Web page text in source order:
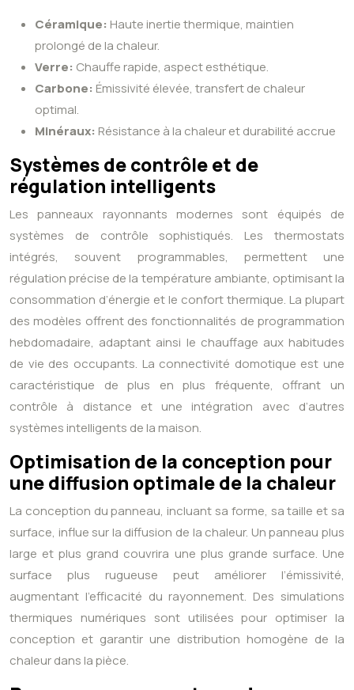
Céramique: Haute inertie thermique, maintien
prolongé de la chaleur.
Verre: Chauffe rapide, aspect esthétique.
Carbone: Émissivité élevée, transfert de chaleur
optimal.
Minéraux: Résistance à la chaleur et durabilité accrue
Systèmes de contrôle et de
régulation intelligents
Les panneaux rayonnants modernes sont équipés de
systèmes de contrôle sophistiqués. Les thermostats
intégrés, souvent programmables, permettent une
régulation précise de la température ambiante, optimisant la
consommation d’énergie et le confort thermique. La plupart
des modèles offrent des fonctionnalités de programmation
hebdomadaire, adaptant ainsi le chauffage aux habitudes
de vie des occupants. La connectivité domotique est une
caractéristique de plus en plus fréquente, offrant un
contrôle à distance et une intégration avec d’autres
systèmes intelligents de la maison.
Optimisation de la conception pour
une diffusion optimale de la chaleur
La conception du panneau, incluant sa forme, sa taille et sa
surface, influe sur la diffusion de la chaleur. Un panneau plus
large et plus grand couvrira une plus grande surface. Une
surface plus rugueuse peut améliorer l’émissivité,
augmentant l’efficacité du rayonnement. Des simulations
thermiques numériques sont utilisées pour optimiser la
conception et garantir une distribution homogène de la
chaleur dans la pièce.